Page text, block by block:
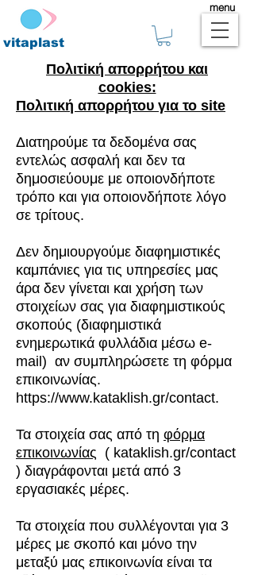
vitaplast
menu
Πολιτiκή απορρήτου και
cookies:
Πολιτική απορρήτου για το site
Διατηρούμε τα δεδομένα σας
εντελώς ασφαλή και δεν τα
δημοσιεύουμε με οποιονδήποτε
τρόπο και για οποιονδήποτε λόγο
σε τρίτους.
Δεν δημιουργούμε διαφημιστικές
καμπάνιες για τις υπηρεσίες μας
άρα δεν γίνεται και χρήση των
στοιχείων σας για διαφημιστικούς
σκοπούς (διαφημιστικά
ενημερωτικά φυλλάδια μέσω e-
mail) αν συμπληρώσετε τη φόρμα
επικοινωνίας.
https://www.kataklish.gr/contact.
Τα στοιχεία σας από τη φόρμα
επικοινωνίας ( kataklish.gr/contact
) διαγράφονται μετά από 3
εργασιακές μέρες.
Τα στοιχεία που συλλέγονται για 3
μέρες με σκοπό και μόνο την
μεταξύ μας επικοινωνία είναι τα